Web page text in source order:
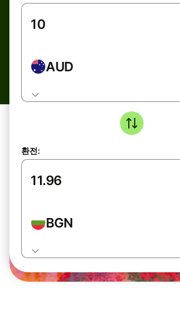
AUD
환전:
BGN